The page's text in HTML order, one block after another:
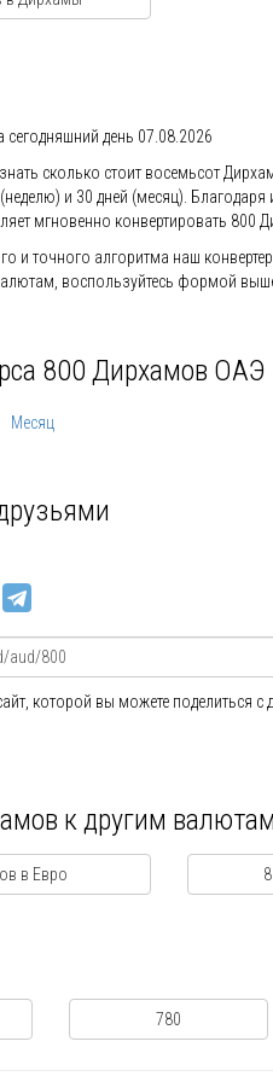
сегодняшний день 07.08.2026
сколько стоит восемьсот
(неделю) и 30 дней (месяц).
мгновенно конвертировать
и точного алгоритма наш
воспользуйтесь формой
800 Дирхамов ОАЭ
Месяц
которой вы можете поделиться
к другим валютам
в Евро
780